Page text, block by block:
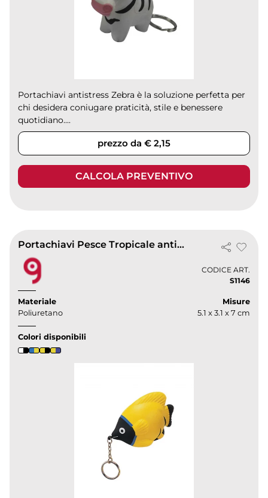
Portachiavi antistress Zebra è la soluzione perfetta per
chi desidera coniugare praticità, stile e benessere
quotidiano....
prezzo da € 2,15
CALCOLA PREVENTIVO
Portachiavi Pesce Tropicale antistress blu in poliuretano espanso
CODICE ART.
S1146
Materiale
Poliuretano
Misure
5.1 x 3.1 x 7 cm
Colori disponibili